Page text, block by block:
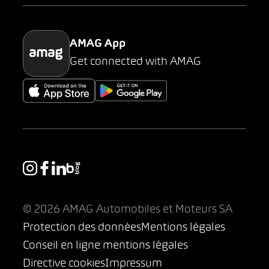
Parking
AMAG App
Get connected with AMAG
© 2026 AMAG Automobiles et Moteurs SA
Protection des donnéesMentions légales
Conseil en ligne mentions légales
Directive cookiesImpressum